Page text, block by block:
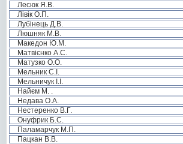
Лесюк Я.В.
Лівік О.П.
Лубінець Д.В.
Люшняк М.В.
Македон Ю.М.
Матвієнко А.С.
Матузко О.О.
Мельник С.І.
Мельничук І.І.
Найєм М. .
Недава О.А.
Нестеренко В.Г.
Онуфрик Б.С.
Паламарчук М.П.
Пацкан В.В.